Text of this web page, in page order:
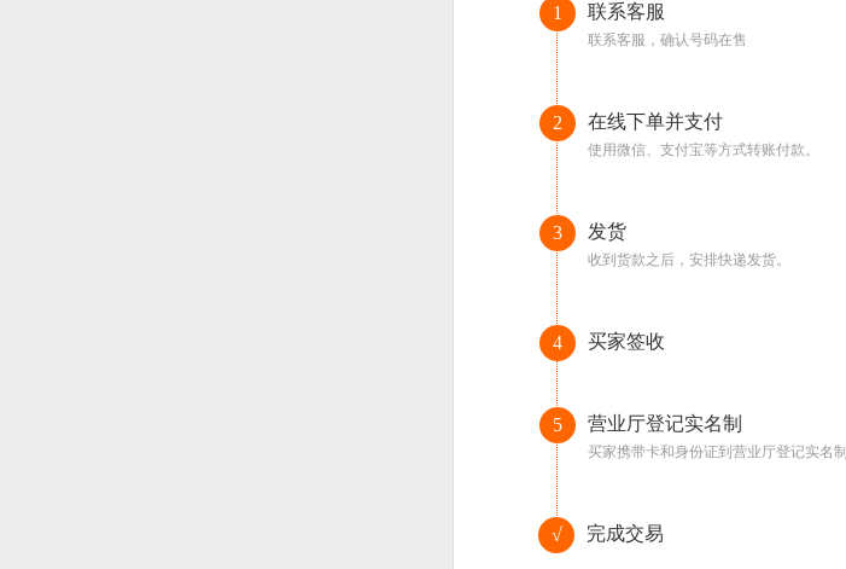
1 联系客服
联系客服，确认号码在售
2 在线下单并支付
使用微信、支付宝等方式转账付款。
3 发货
收到货款之后，安排快递发货。
4 买家签收
5 营业厅登记实名制
买家携带卡和身份证到营业厅登记实名制
√ 完成交易